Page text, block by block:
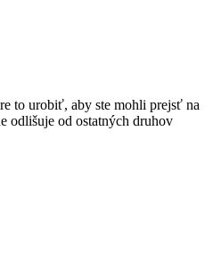
to urobiť, aby ste mohli prejsť na
odlišuje od ostatných druhov